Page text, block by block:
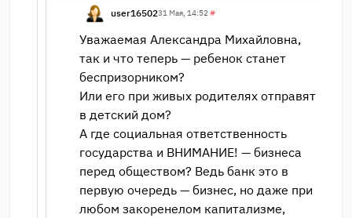
user1650231 Мая, 14:52#
Уважаемая Александра Михайловна,
так и что теперь — ребенок станет
беспризорником?
Или его при живых родителях отправят
в детский дом?
А где социальная ответственность
государства и ВНИМАНИЕ! — бизнеса
перед обществом? Ведь банк это в
первую очередь — бизнес, но даже при
любом закоренелом капитализме,